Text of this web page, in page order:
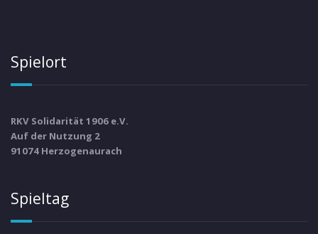
Spielort
RKV Solidarität 1906 e.V.
Auf der Nutzung 2
91074 Herzogenaurach
Spieltag